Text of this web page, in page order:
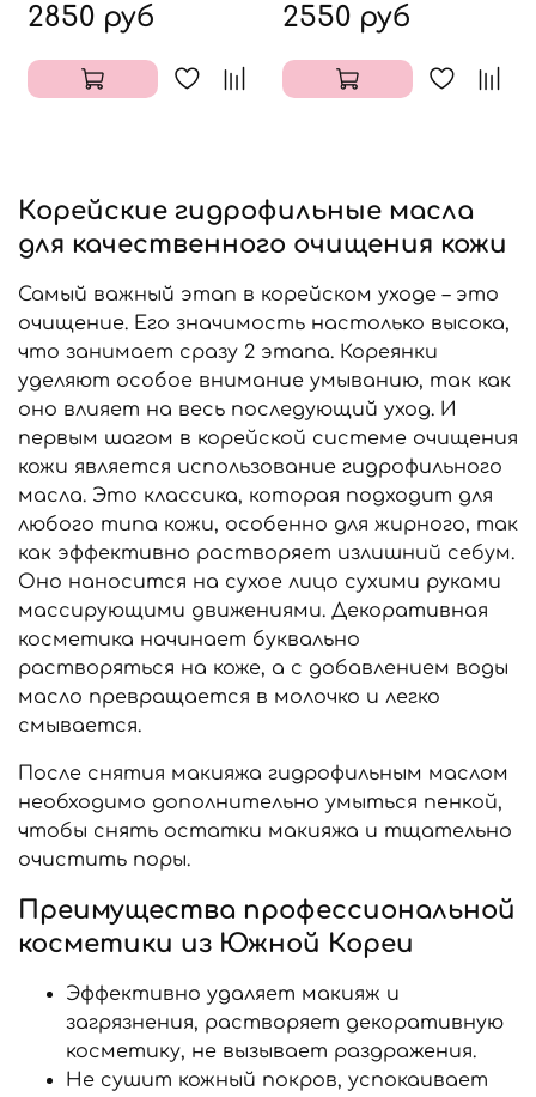
2850 руб 2550 руб
Корейские гидрофильные масла
для качественного очищения кожи
Самый важный этап в корейском уходе – это
очищение. Его значимость настолько высока,
что занимает сразу 2 этапа. Кореянки
уделяют особое внимание умыванию, так как
оно влияет на весь последующий уход. И
первым шагом в корейской системе очищения
кожи является использование гидрофильного
масла. Это классика, которая подходит для
любого типа кожи, особенно для жирного, так
как эффективно растворяет излишний себум.
Оно наносится на сухое лицо сухими руками
массирующими движениями. Декоративная
косметика начинает буквально
растворяться на коже, а с добавлением воды
масло превращается в молочко и легко
смывается.
После снятия макияжа гидрофильным маслом
необходимо дополнительно умыться пенкой,
чтобы снять остатки макияжа и тщательно
очистить поры.
Преимущества профессиональной
косметики из Южной Кореи
Эффективно удаляет макияж и
загрязнения, растворяет декоративную
косметику, не вызывает раздражения.
Не сушит кожный покров, успокаивает